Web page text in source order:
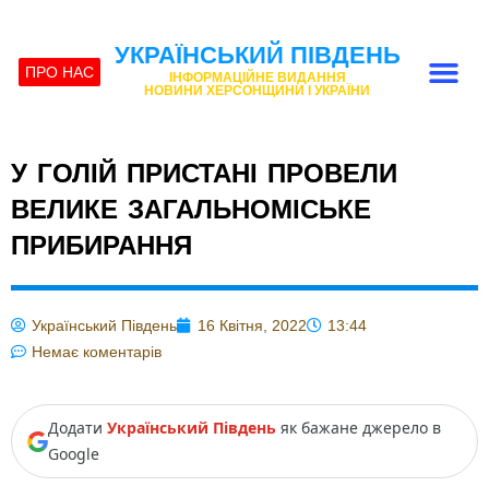
ПРО НАС
УКРАЇНСЬКИЙ ПІВДЕНЬ
ІНФОРМАЦІЙНЕ ВИДАННЯ
НОВИНИ ХЕРСОНЩИНИ І УКРАЇНИ
У ГОЛІЙ ПРИСТАНІ ПРОВЕЛИ
ВЕЛИКЕ ЗАГАЛЬНОМІСЬКЕ
ПРИБИРАННЯ
Український Південь 16 Квітня, 2022
13:44
Немає коментарів
Додати Український Південь як бажане джерело в
Google